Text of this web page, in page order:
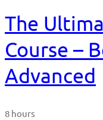
The
Course –
Advanced
8 hours